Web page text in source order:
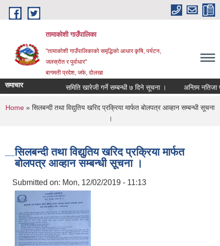
Skip to main content
तामाकोशी गाउँपालिका
"तामाकोशी गाउँपालिकाको समृद्धिको आधार कृषि, पर्यटन,
जलस्रोत र पुर्वाधार"
बागमती प्रदेश, जफे, दोलखा
समाचार समिति खारेजी गर्ने सम्बन्धी ७ दिने सूचना । अन्तिम नतिजा
You are here
Home » सिलबन्दी तथा विद्युतिय खरिद प्रक्रिया मार्फत बोलपत्र आव्हान सम्बन्धी सूचना
।
सिलबन्दी तथा विद्युतिय खरिद प्रक्रिया मार्फत
बोलपत्र आव्हान सम्बन्धी सूचना ।
Submitted on: Mon, 12/02/2019 - 11:13